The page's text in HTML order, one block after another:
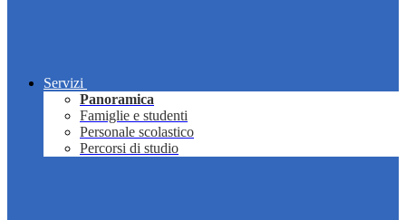
Servizi
Panoramica
Famiglie e studenti
Personale scolastico
Percorsi di studio